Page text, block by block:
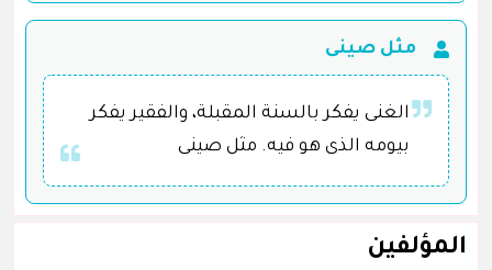
مثل صينى
الغنى يفكر بالسنة المقبلة، والفقير يفكر
بيومه الذى هو فيه. مثل صينى
المؤلفين